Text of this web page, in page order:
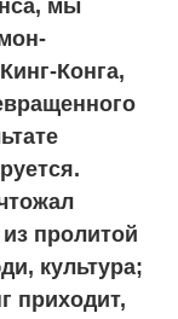
мы
мон­
Конга,
пролитой
культура;
приходит,